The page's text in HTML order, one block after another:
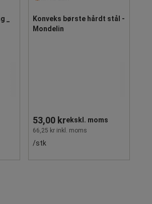
_
Konveks børste hårdt stål -
Mondelin
53,00 krekskl. moms
66,25 kr inkl. moms
/stk